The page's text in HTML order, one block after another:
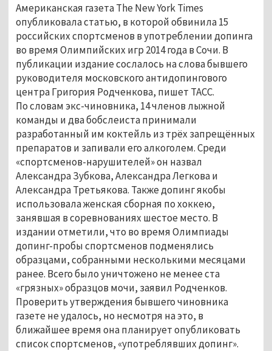
Американская газета The New York Times
опубликовала статью, в которой обвинила 15
российских спортсменов в употреблении допинга
во время Олимпийских игр 2014 года в Сочи. В
публикации издание сослалось на слова бывшего
руководителя московского антидопингового
центра Григория Родченкова, пишет ТАСС.
По словам экс-чиновника, 14 членов лыжной
команды и два бобслеиста принимали
разработанный им коктейль из трёх запрещённых
препаратов и запивали его алкоголем. Среди
«спортсменов-нарушителей» он назвал
Александра Зубкова, Александра Легкова и
Александра Третьякова. Также допинг якобы
использовала женская сборная по хоккею,
занявшая в соревнованиях шестое место. В
издании отметили, что во время Олимпиады
допинг-пробы спортсменов подменялись
образцами, собранными несколькими месяцами
ранее. Всего было уничтожено не менее ста
«грязных» образцов мочи, заявил Родченков.
Проверить утверждения бывшего чиновника
газете не удалось, но несмотря на это, в
ближайшее время она планирует опубликовать
список спортсменов, «употреблявших допинг».